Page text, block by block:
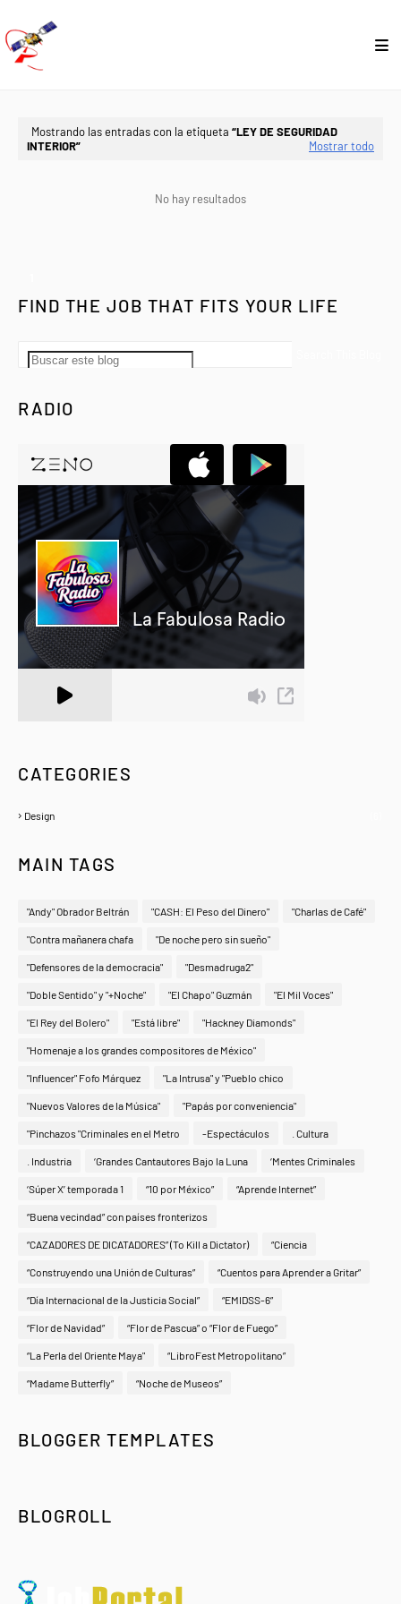
Mostrando las entradas con la etiqueta LEY DE SEGURIDAD
INTERIOR
Mostrar todo
No hay resultados
FIND THE JOB THAT FITS YOUR LIFE
RADIO
CATEGORIES
Design
MAIN TAGS
"Andy" Obrador Beltrán "CASH: El Peso del Dinero" "Charlas de Café"
"Contra mañanera chafa "De noche pero sin sueño"
"Defensores de la democracia" "Desmadruga2"
"Doble Sentido" y "+Noche" "El Chapo" Guzmán "El Mil Voces"
"El Rey del Bolero" "Está libre" "Hackney Diamonds"
"Homenaje a los grandes compositores de México"
"Influencer" Fofo Márquez "La Intrusa" y "Pueblo chico
"Nuevos Valores de la Música" "Papás por conveniencia"
"Pinchazos "Criminales en el Metro -Espectáculos . Cultura
. Industria ‘Grandes Cantautores Bajo la Luna ‘Mentes Criminales
‘Súper X’ temporada 1 “10 por México” “Aprende Internet”
“Buena vecindad” con países fronterizos
“CAZADORES DE DICATADORES” (To Kill a Dictator) “Ciencia
“Construyendo una Unión de Culturas” “Cuentos para Aprender a Gritar”
“Día Internacional de la Justicia Social” “EMIDSS-6”
“Flor de Navidad” “Flor de Pascua” o “Flor de Fuego”
“La Perla del Oriente Maya" “LibroFest Metropolitano”
“Madame Butterfly” “Noche de Museos”
BLOGGER TEMPLATES
BLOGROLL